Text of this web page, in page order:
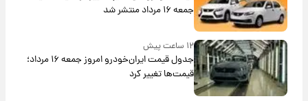
جمعه ۱۶ مرداد منتشر شد
۱۲ ساعت پیش
جدول قیمت ایران‌خودرو امروز جمعه ۱۶ مرداد؛
قیمت‌ها تغییر کرد